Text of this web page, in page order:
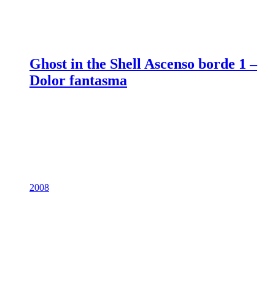
Ghost in the Shell Ascenso borde 1 –
Dolor fantasma
2008